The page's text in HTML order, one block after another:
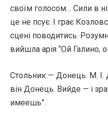
своїм голосом… Сили в
це не псує. І грає
сцені поводитись.
вийшла арія “Ой Галино,
Стольник — Донець. М.
він Донець. Вийде — і
имеешь”.